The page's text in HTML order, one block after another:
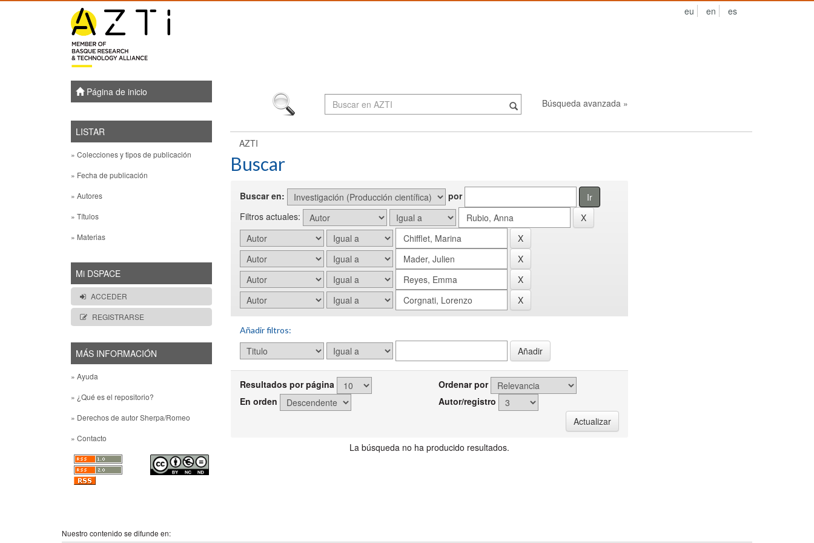
eu en es
Página de inicio
LISTAR
» Colecciones y tipos de publicación
» Fecha de publicación
» Autores
» Títulos
» Materias
Mi DSPACE
ACCEDER
REGISTRARSE
MÁS INFORMACIÓN
» Ayuda
» ¿Qué es el repositorio?
» Derechos de autor Sherpa/Romeo
» Contacto
Búsqueda avanzada »
AZTI
Buscar
Buscar en:
por
Filtros actuales:
Añadir filtros:
Resultados por página
Ordenar por
En orden
Autor/registro
La búsqueda no ha producido resultados.
Nuestro contenido se difunde en: